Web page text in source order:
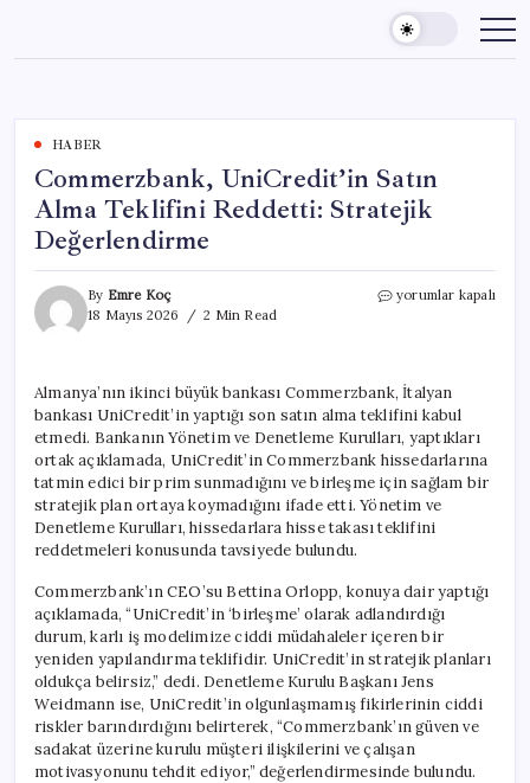
content
HABER
Commerzbank, UniCredit’in Satın
Alma Teklifini Reddetti: Stratejik
Değerlendirme
By Emre Koç
18 Mayıs 2026
2 Min Read
Commerzbank,
Reddetti:
Stratejik
Değerlendirme
için
yorumlar kapalı
Almanya’nın ikinci büyük bankası Commerzbank, İtalyan
bankası UniCredit’in yaptığı son satın alma teklifini kabul
etmedi. Bankanın Yönetim ve Denetleme Kurulları, yaptıkları
ortak açıklamada, UniCredit’in Commerzbank hissedarlarına
tatmin edici bir prim sunmadığını ve birleşme için sağlam bir
stratejik plan ortaya koymadığını ifade etti. Yönetim ve
Denetleme Kurulları, hissedarlara hisse takası teklifini
reddetmeleri konusunda tavsiyede bulundu.
Commerzbank’ın CEO’su Bettina Orlopp, konuya dair yaptığı
açıklamada, “UniCredit’in ‘birleşme’ olarak adlandırdığı
durum, karlı iş modelimize ciddi müdahaleler içeren bir
yeniden yapılandırma teklifidir. UniCredit’in stratejik planları
oldukça belirsiz,” dedi. Denetleme Kurulu Başkanı Jens
Weidmann ise, UniCredit’in olgunlaşmamış fikirlerinin ciddi
riskler barındırdığını belirterek, “Commerzbank’ın güven ve
sadakat üzerine kurulu müşteri ilişkilerini ve çalışan
motivasyonunu tehdit ediyor,” değerlendirmesinde bulundu.